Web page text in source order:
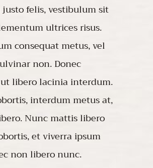
felis, vestibulum sit
ultrices risus.
consequat metus, vel
non. Donec
libero lacinia interdum.
interdum metus at,
Nunc mattis libero
et viverra ipsum
non libero nunc.